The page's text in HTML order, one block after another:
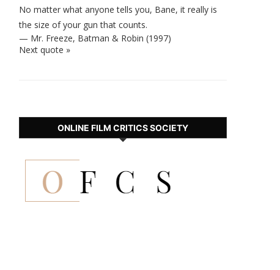
No matter what anyone tells you, Bane, it really is
the size of your gun that counts.
— Mr. Freeze, Batman & Robin (1997)
Next quote »
ONLINE FILM CRITICS SOCIETY